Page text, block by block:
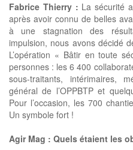
Fabrice Thierry : La sécurité
après avoir connu de belles
à une stagnation des
impulsion, nous avons décidé
L’opération « Bâtir en toute
personnes : les 6 400
sous-traitants, intérimaires,
général de l’OPPBTP et
Pour l’occasion, les 700
Un symbole fort !
Agir Mag : Quels étaient les